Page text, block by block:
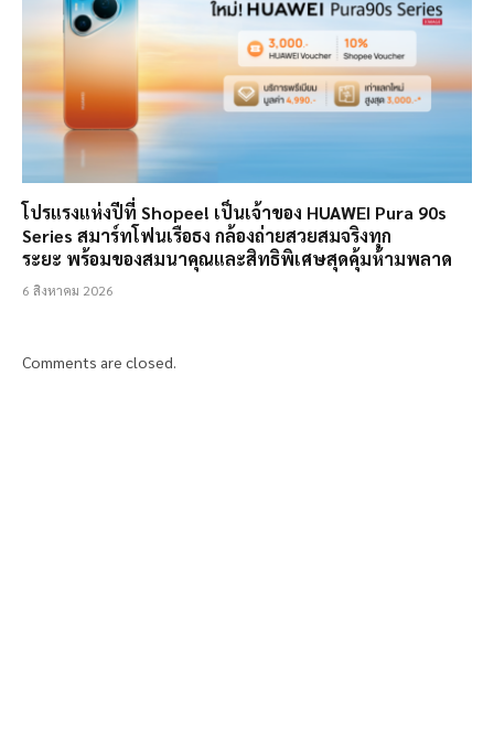
โปรแรงแห่งปีที่ Shopee! เป็นเจ้าของ HUAWEI Pura 90s
Series สมาร์ทโฟนเรือธง กล้องถ่ายสวยสมจริงทุก
ระยะ พร้อมของสมนาคุณและสิทธิพิเศษสุดคุ้มห้ามพลาด
6 สิงหาคม 2026
Comments are closed.